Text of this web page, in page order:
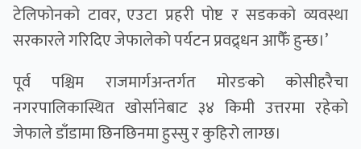
टेलिफोनको टावर, एउटा प्रहरी पोष्ट र सडकको व्यवस्था
सरकारले गरिदिए जेफालेको पर्यटन प्रवद्र्धन आफैँ हुन्छ।’
पूर्व पश्चिम राजमार्गअन्तर्गत मोरङको कोसीहरैचा
नगरपालिकास्थित खोर्सानेबाट ३४ किमी उत्तरमा रहेको
जेफाले डाँडामा छिनछिनमा हुस्सु र कुहिरो लाग्छ।